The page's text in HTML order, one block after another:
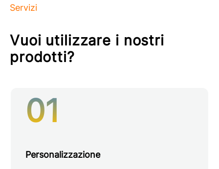
Servizi
Vuoi utilizzare i nostri
prodotti?
01
Personalizzazione